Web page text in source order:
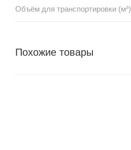
Объём для транспортировки (м³)
Похожие товары